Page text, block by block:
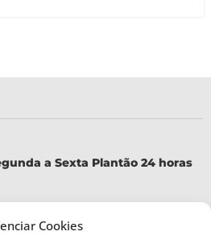
Cookies
a Sexta Plantão 24 horas